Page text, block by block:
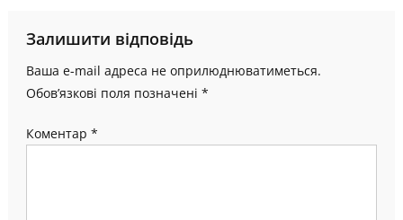
Залишити відповідь
Ваша e-mail адреса не оприлюднюватиметься.
Обов’язкові поля позначені *
Коментар *